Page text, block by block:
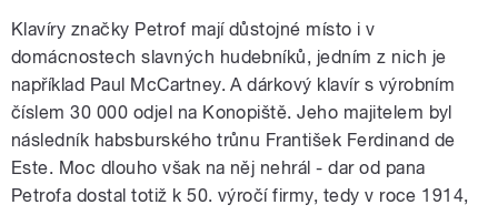
Klavíry značky Petrof mají důstojné místo i v
domácnostech slavných hudebníků, jedním z nich je
například Paul McCartney. A dárkový klavír s výrobním
číslem 30 000 odjel na Konopiště. Jeho majitelem byl
následník habsburského trůnu František Ferdinand de
Este. Moc dlouho však na něj nehrál - dar od pana
Petrofa dostal totiž k 50. výročí firmy, tedy v roce 1914,